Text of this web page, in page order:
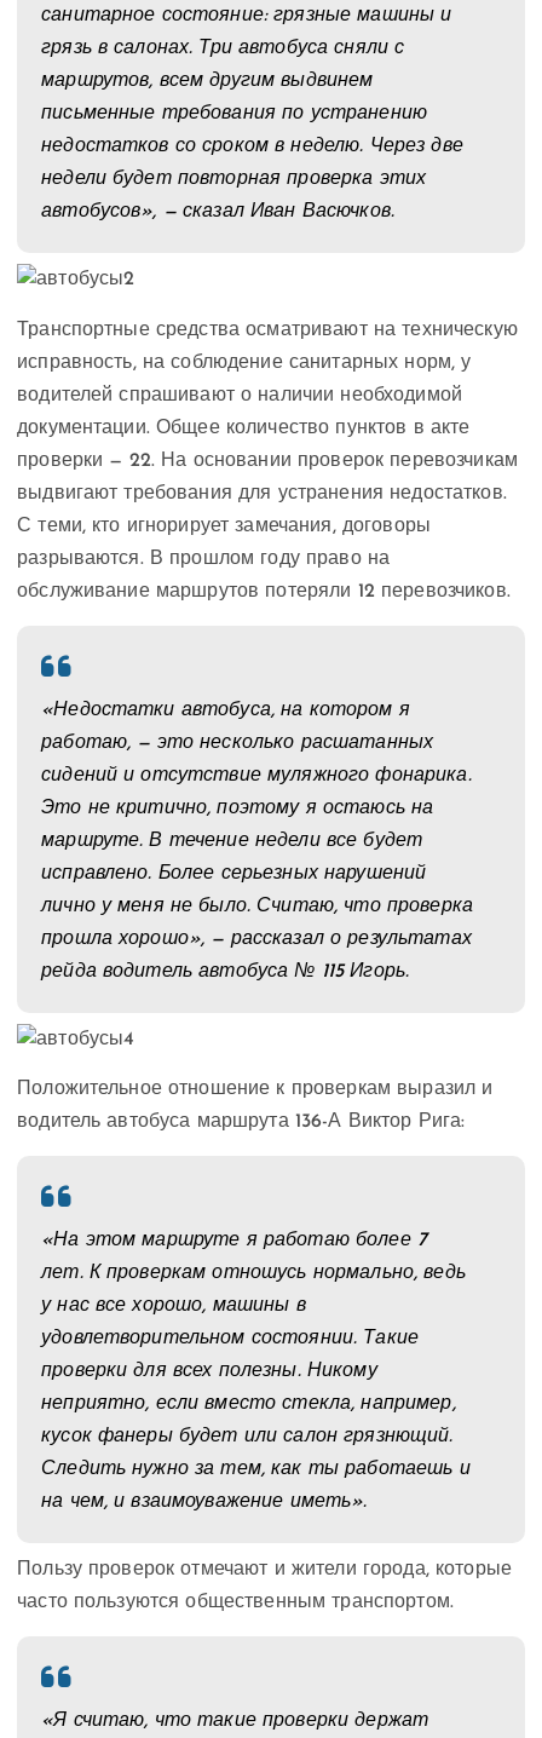
санитарное состояние: грязные машины и
грязь в салонах. Три автобуса сняли с
маршрутов, всем другим выдвинем
письменные требования по устранению
недостатков со сроком в неделю. Через две
недели будет повторная проверка этих
автобусов», — сказал Иван Васючков.
Транспортные средства осматривают на техническую
исправность, на соблюдение санитарных норм, у
водителей спрашивают о наличии необходимой
документации. Общее количество пунктов в акте
проверки — 22. На основании проверок перевозчикам
выдвигают требования для устранения недостатков.
С теми, кто игнорирует замечания, договоры
разрываются. В прошлом году право на
обслуживание маршрутов потеряли 12 перевозчиков.
«Недостатки автобуса, на котором я
работаю, — это несколько расшатанных
сидений и отсутствие муляжного фонарика.
Это не критично, поэтому я остаюсь на
маршруте. В течение недели все будет
исправлено. Более серьезных нарушений
лично у меня не было. Считаю, что проверка
прошла хорошо», — рассказал о результатах
рейда водитель автобуса № 115 Игорь.
Положительное отношение к проверкам выразил и
водитель автобуса маршрута 136-А Виктор Рига:
«На этом маршруте я работаю более 7
лет. К проверкам отношусь нормально, ведь
у нас все хорошо, машины в
удовлетворительном состоянии. Такие
проверки для всех полезны. Никому
неприятно, если вместо стекла, например,
кусок фанеры будет или салон грязнющий.
Следить нужно за тем, как ты работаешь и
на чем, и взаимоуважение иметь».
Пользу проверок отмечают и жители города, которые
часто пользуются общественным транспортом.
«Я считаю, что такие проверки держат